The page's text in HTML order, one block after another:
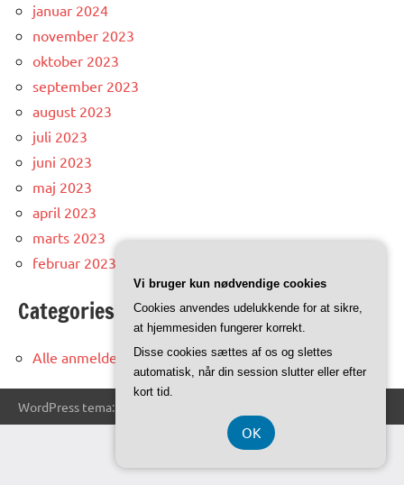
januar 2024
november 2023
oktober 2023
september 2023
august 2023
juli 2023
juni 2023
maj 2023
april 2023
marts 2023
februar 2023
Categories
Alle anmeldelser og artikler
WordPress tema: Dynamico by ThemeZee.
CVR DK-37407739
Vi bruger kun nødvendige cookies
Cookies anvendes udelukkende for at sikre,
at hjemmesiden fungerer korrekt.
Disse cookies sættes af os og slettes
automatisk, når din session slutter eller efter
kort tid.
OK